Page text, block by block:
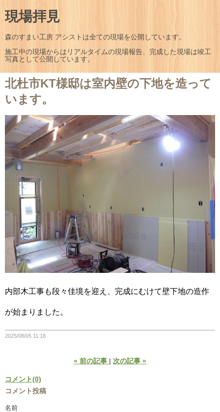
現場拝見
森のすまい工房 アシストは全ての現場を公開しています。
施工中の現場からはリアルタイムの現場報告、完成した現場は竣工
写真として公開しています。
北杜市KT様邸は室内壁の下地を造って
います。
内部木工事も段々佳境を迎え、完成にむけて壁下地の造作
が始まりました。
2025/08/05 11:18
« 前の記事 次の記事 »
コメント(0)
コメント投稿
名前